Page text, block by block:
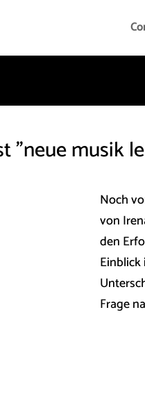
"neue musik
Noch
von
den
Frage